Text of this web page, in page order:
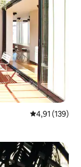
4,91 av 5 i
4,91 (139)